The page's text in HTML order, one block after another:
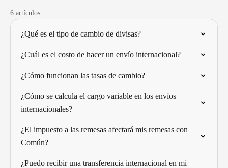
6 artículos
¿Qué es el tipo de cambio de divisas?
¿Cuál es el costo de hacer un envío internacional?
¿Cómo funcionan las tasas de cambio?
¿Cómo se calcula el cargo variable en los envíos
internacionales?
¿El impuesto a las remesas afectará mis remesas con
Común?
¿Puedo recibir una transferencia internacional en mi